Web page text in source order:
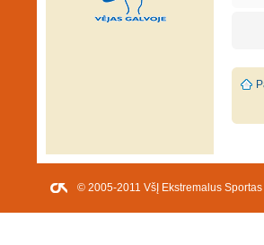
© 2005-2011 VšĮ Ekstremalus Sportas